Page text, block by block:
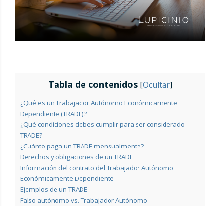
Tabla de contenidos [Ocultar]
¿Qué es un Trabajador Autónomo Económicamente
Dependiente (TRADE)?
¿Qué condiciones debes cumplir para ser considerado
TRADE?
¿Cuánto paga un TRADE mensualmente?
Derechos y obligaciones de un TRADE
Información del contrato del Trabajador Autónomo
Económicamente Dependiente
Ejemplos de un TRADE
Falso autónomo vs. Trabajador Autónomo